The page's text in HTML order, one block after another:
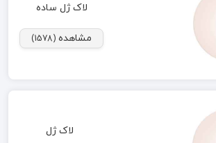
لاک ژل ساده
مشاهده (1578)
لاک ژل